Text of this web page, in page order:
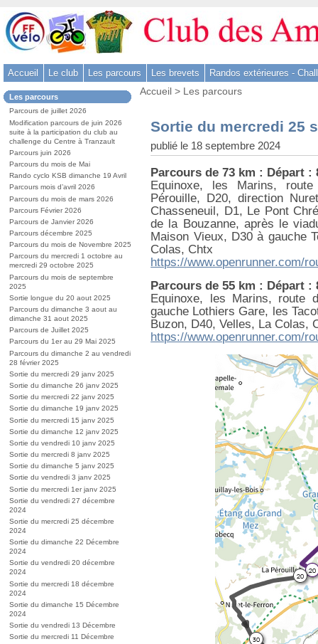
Aller
au
contenu
Aller
menu
-
Aller
à
la
recherche
Accueil Le club Les parcours Les brevets Randos extérieures -
Dans
la
rubrique
:
Les parcours
Parcours de juillet 2026
Modification parcours de juin 2026
suite à la participation du club au
challenge du Centre à Tranzault
Parcours juin 2026
Parcours du mois de Mai
Rando cyclo KSB dimanche 19 Avril
Parcours mois d’avril 2026
Parcours du mois de mars 2026
Parcours Février 2026
Parcours de Janvier 2026
Parcours décembre 2025
Parcours du mois de Novembre 2025
Parcours du mercredi 1 octobre au
mercredi 29 octobre 2025
Parcours du mois de septembre
2025
Sortie longue du 20 aout 2025
Parcours du dimanche 3 aout au
dimanche 31 aout 2025
Parcours de Juillet 2025
Parcours du 1er au 29 Mai 2025
Parcours du dimanche 2 au vendredi
28 février 2025
Sortie du mercredi 29 janv 2025
Sortie du dimanche 26 janv 2025
Sortie du mercredi 22 janv 2025
Sortie du dimanche 19 janv 2025
Sortie du mercredi 15 janv 2025
Sortie du dimanche 12 janv 2025
Sortie du vendredi 10 janv 2025
Sortie du mercredi 8 janv 2025
Sortie du dimanche 5 janv 2025
Sortie du vendredi 3 janv 2025
Sortie du mercredi 1er janv 2025
Sortie du vendredi 27 décembre
2024
Sortie du mercredi 25 décembre
2024
Sortie du dimanche 22 Décembre
2024
Sortie du vendredi 20 décembre
2024
Sortie du mercredi 18 décembre
2024
Sortie du dimanche 15 Décembre
2024
Sortie du vendredi 13 Décembre
Sortie du mercredi 11 Décembre
Vous
Accueil > Les parcours
Sortie du mercredi 25
publié le 18 septembre 2024
Parcours de 73 km : Départ :
Equinoxe, les Marins,
Pérouille, D20, direction
Chasseneuil, D1, Le Pont
de la Bouzanne, après le
Maison Vieux, D30 à gauche
Colas, Chtx
https://www.openrunner.com/
Parcours de 55 km : Départ :
Equinoxe, les Marins, route
gauche Lothiers Gare, les
Buzon, D40, Velles, La Colas,
https://www.openrunner.com/